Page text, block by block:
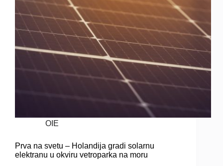
OIE
Prva na svetu – Holandija gradi solarnu
elektranu u okviru vetroparka na moru